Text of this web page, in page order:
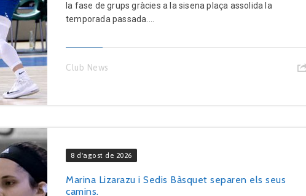
la fase de grups gràcies a la sisena plaça assolida la
temporada passada....
Club News
8 d'agost de 2026
Marina Lizarazu i Sedis Bàsquet separen els seus
camins.